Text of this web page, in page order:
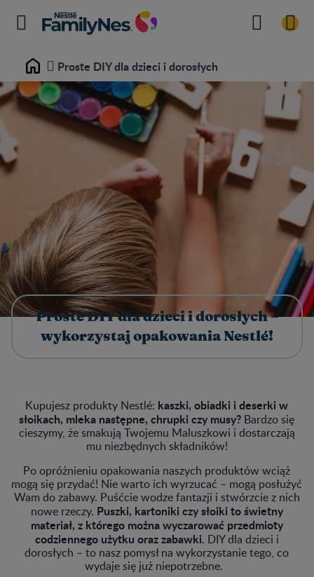
Home Proste DIY dla dzieci i dorosłych
Proste DIY dla dzieci i dorosłych –
wykorzystaj opakowania Nestlé!
Kupujesz produkty Nestlé: kaszki, obiadki i deserki w
słoikach, mleka następne, chrupki czy musy? Bardzo się
cieszymy, że smakują Twojemu Maluszkowi i dostarczają
mu niezbędnych składników!
Po opróżnieniu opakowania naszych produktów wciąż
mogą się przydać! Nie warto ich wyrzucać – mogą posłużyć
Wam do zabawy. Puśćcie wodze fantazji i stwórzcie z nich
nowe rzeczy. Puszki, kartoniki czy słoiki to świetny
materiał, z którego można wyczarować przedmioty
codziennego użytku oraz zabawki. DIY dla dzieci i
dorosłych – to nasz pomysł na wykorzystanie tego, co
wydaje się już niepotrzebne.